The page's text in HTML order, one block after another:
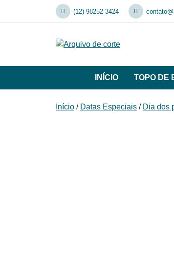
(12) 98252-3424
INÍCIO TOPO DE
Início / Datas Especiais / Dia dos